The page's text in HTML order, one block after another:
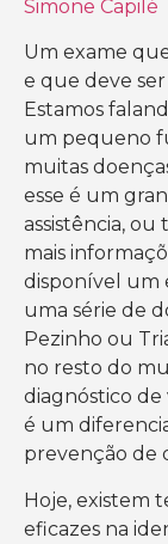
Simone Capilé
Um exame
e que deve ser
Estamos
um pequeno
muitas
esse é um
assistência, ou
mais
disponível um
uma série de
Pezinho ou
no resto do
diagnóstico de
é um
prevenção de
Hoje, existem
eficazes na